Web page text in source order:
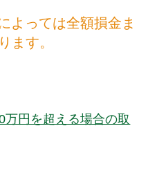
よっては全額損金ま
ます。
円を超える場合の取